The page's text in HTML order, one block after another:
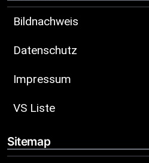
Bildnachweis
Datenschutz
Impressum
VS Liste
Sitemap